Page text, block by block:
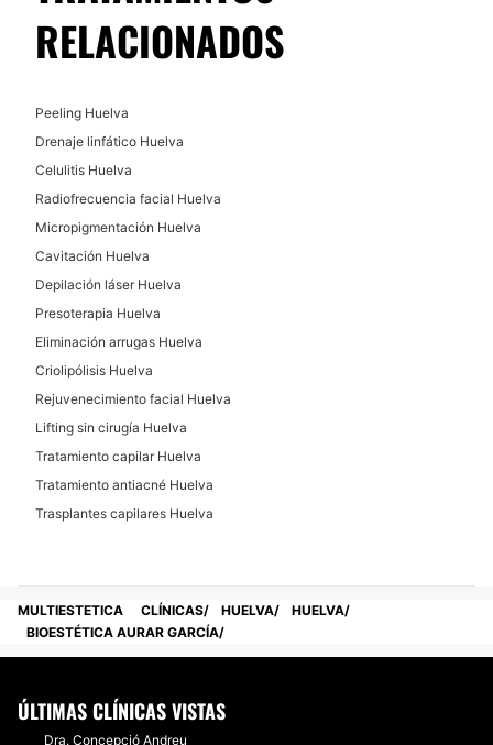
RELACIONADOS
Peeling Huelva
Drenaje linfático Huelva
Celulitis Huelva
Radiofrecuencia facial Huelva
Micropigmentación Huelva
Cavitación Huelva
Depilación láser Huelva
Presoterapia Huelva
Eliminación arrugas Huelva
Criolipólisis Huelva
Rejuvenecimiento facial Huelva
Lifting sin cirugía Huelva
Tratamiento capilar Huelva
Tratamiento antiacné Huelva
Trasplantes capilares Huelva
MULTIESTETICA CLÍNICAS HUELVA
HUELVA
BIOESTÉTICA AURAR GARCÍA
ÚLTIMAS CLÍNICAS VISTAS
Dra. Concepció Andreu